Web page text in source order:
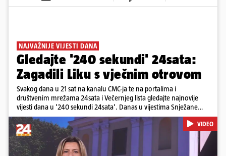
NAJVAŽNIJE VIJESTI DANA
Gledajte '240 sekundi' 24sata:
Zagadili Liku s vječnim otrovom
Svakog dana u 21 sat na kanalu CMC-ja te na portalima i
društvenim mrežama 24sata i Večernjeg lista gledajte najnovije
vijesti dana u '240 sekundi 24sata'. Danas u vijestima Snježane
Krnetić: Lika teško zagađena s 37.000 tona opasnog otpada, Troje
poginulih u nesreći u Zagrebu, Uhićen načelnik Svetog Ivana
Žabna, Borba za život Denisa Vejzovića, Krajaču režu ovlasti: Slijedi
otkaz...
VIDEO